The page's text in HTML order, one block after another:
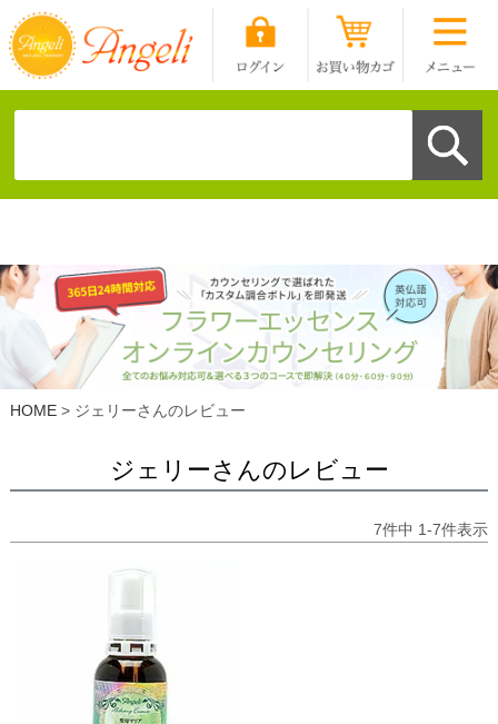
HOME ジェリーさんのレビュー
ジェリーさんのレビュー
7件中 1-7件表示